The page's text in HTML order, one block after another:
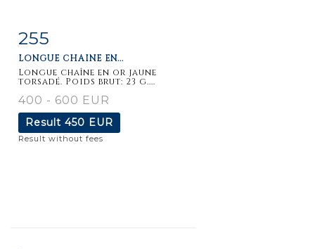
Item detail
255
LONGUE CHAÎNE EN...
Longue chaîne en or jaune
torsadé. Poids brut: 23 g....
400 - 600 EUR
Result 450 EUR
Result without fees